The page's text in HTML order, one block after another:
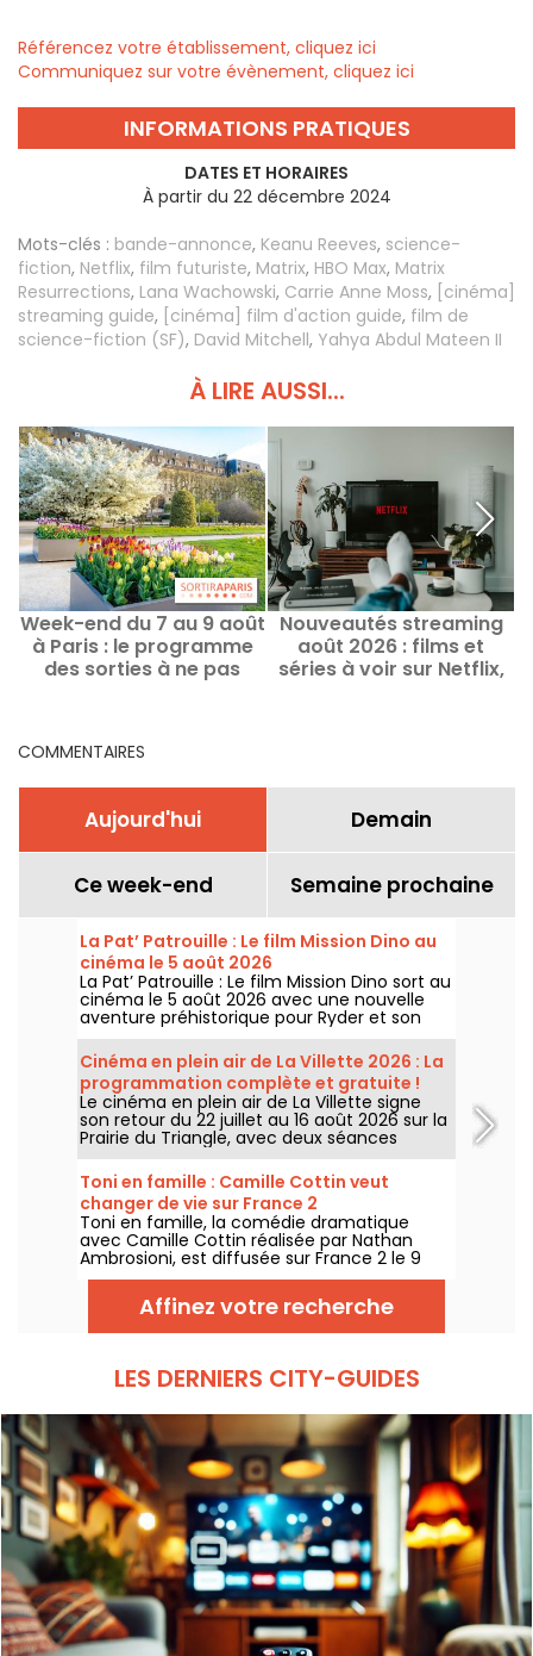
Référencez votre établissement, cliquez ici
Communiquez sur votre évènement, cliquez ici
INFORMATIONS PRATIQUES
DATES ET HORAIRES
À partir du 22 décembre 2024
Mots-clés : bande-annonce, Keanu Reeves, science-
fiction, Netflix, film futuriste, Matrix, HBO Max, Matrix
Resurrections, Lana Wachowski, Carrie Anne Moss, [cinéma]
streaming guide, [cinéma] film d'action guide, film de
science-fiction (SF), David Mitchell, Yahya Abdul Mateen II
À LIRE AUSSI...
Week-end du 7 au 9 août
à Paris : le programme
des sorties à ne pas
Nouveautés streaming
août 2026 : films et
séries à voir sur Netflix,
COMMENTAIRES
Aujourd'hui Demain
Ce week-end Semaine prochaine
La Pat’ Patrouille : Le film Mission Dino au
cinéma le 5 août 2026
La Pat’ Patrouille : Le film Mission Dino sort au
cinéma le 5 août 2026 avec une nouvelle
aventure préhistorique pour Ryder et son
équipe.
Cinéma en plein air de La Villette 2026 : La
programmation complète et gratuite !
Le cinéma en plein air de La Villette signe
son retour du 22 juillet au 16 août 2026 sur la
Prairie du Triangle, avec deux séances
gratuites par jour, à 18h et 21h. Pour cette
35e édition, le festival met à l’honneur le
thème “L’appel de la forêt”. Découvrez la
programmation complète et gratuite !
Toni en famille : Camille Cottin veut
changer de vie sur France 2
Toni en famille, la comédie dramatique
avec Camille Cottin réalisée par Nathan
Ambrosioni, est diffusée sur France 2 le 9
août 2026 à 21h10.
Affinez votre recherche
LES DERNIERS CITY-GUIDES